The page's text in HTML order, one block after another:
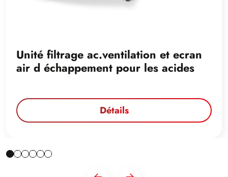
Unité filtrage ac.ventilation et ecran
air d échappement pour les acides
Détails